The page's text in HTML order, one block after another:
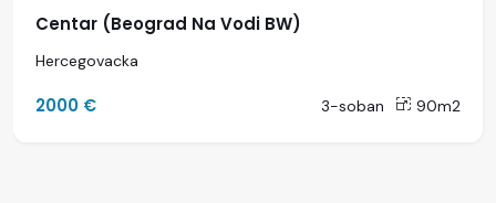
Centar (Beograd Na Vodi BW)
Hercegovacka
2000 € 3-soban 90m2